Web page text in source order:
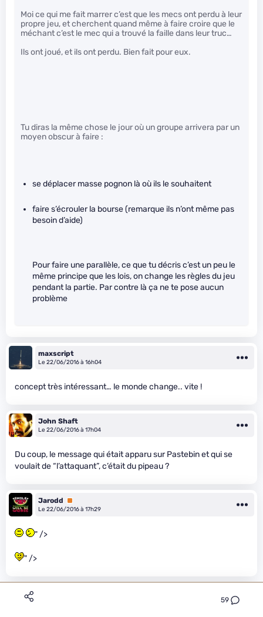
59
Moi ce qui me fait marrer c’est que les mecs ont perdu à leur
propre jeu, et cherchent quand même à faire croire que le
méchant c’est le mec qui a trouvé la faille dans leur truc…
Ils ont joué, et ils ont perdu. Bien fait pour eux.
Tu diras la même chose le jour où un groupe arrivera par un
moyen obscur à faire :
se déplacer masse pognon là où ils le souhaitent
faire s’écrouler la bourse (remarque ils n’ont même pas
besoin d’aide)
Pour faire une parallèle, ce que tu décris c’est un peu le
même principe que les lois, on change les règles du jeu
pendant la partie. Par contre là ça ne te pose aucun
problème
maxscript
Le 22/06/2016 à 16h04
concept très intéressant… le monde change.. vite !
John Shaft
Le 22/06/2016 à 17h04
Du coup, le message qui était apparu sur Pastebin et qui se
voulait de “l’attaquant”, c’était du pipeau ?
Jarodd
Premium
Le 22/06/2016 à 17h29
" />
" />